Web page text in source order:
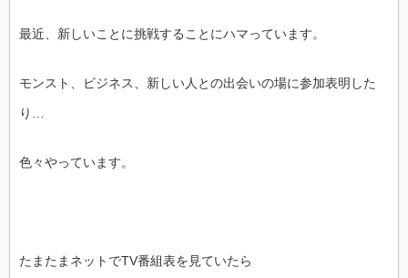
最近、新しいことに挑戦することにハマっています。
モンスト、ビジネス、新しい人との出会いの場に参加表明した
り…
色々やっています。
たまたまネットでTV番組表を見ていたら